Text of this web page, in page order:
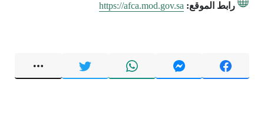
رابط الموقع: https://afca.mod.gov.sa